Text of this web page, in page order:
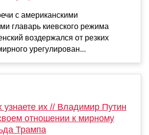
с американскими
главарь киевского режима
воздержался от резких
урегулирован...
их // Владимир Путин
отношении к мирному
Трампа